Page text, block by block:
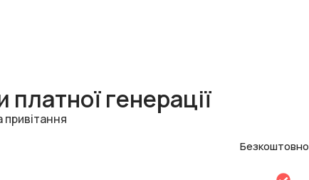
платної генерації
Безкоштовно